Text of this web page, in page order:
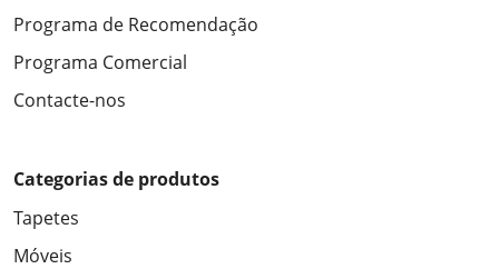
Programa de Recomendação
Programa Comercial
Contacte-nos
Categorias de produtos
Tapetes
Móveis